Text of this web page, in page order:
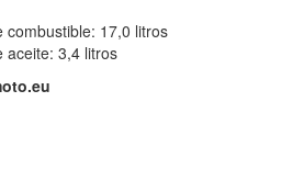
combustible: 17,0 litros
aceite: 3,4 litros